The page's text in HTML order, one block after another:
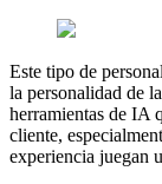
Este tipo de
la personalidad de
herramientas de IA
cliente,
experiencia juegan